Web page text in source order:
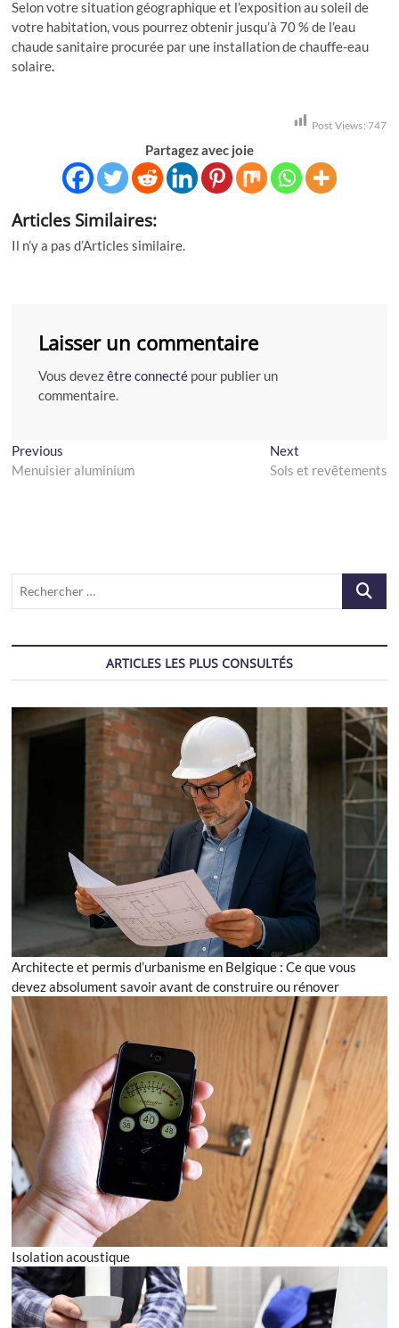
Selon votre situation géographique et l’exposition au soleil de
votre habitation, vous pourrez obtenir jusqu’à 70 % de l’eau
chaude sanitaire procurée par une installation de chauffe-eau
solaire.
Post Views: 747
Partagez avec joie
Articles Similaires:
Il n’y a pas d’Articles similaire.
Laisser un commentaire
Vous devezêtre connecté pour publier un
commentaire.
Navigation
de
Previous
post:
Menuisier aluminium
NextNext
post:
Sols et revêtements
ARTICLES LES PLUS CONSULTÉS
Architecte et permis d’urbanisme en Belgique : Ce que vous
devez absolument savoir avant de construire ou rénover
Isolation acoustique